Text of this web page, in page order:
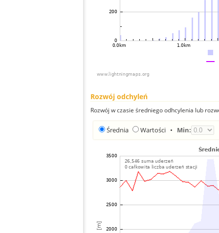
Rozwój odchyleń
Rozwój w czasie średniego odhcylenia lub
Średnia Wartości • Min: